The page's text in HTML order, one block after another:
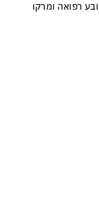
רפואה ומרקו